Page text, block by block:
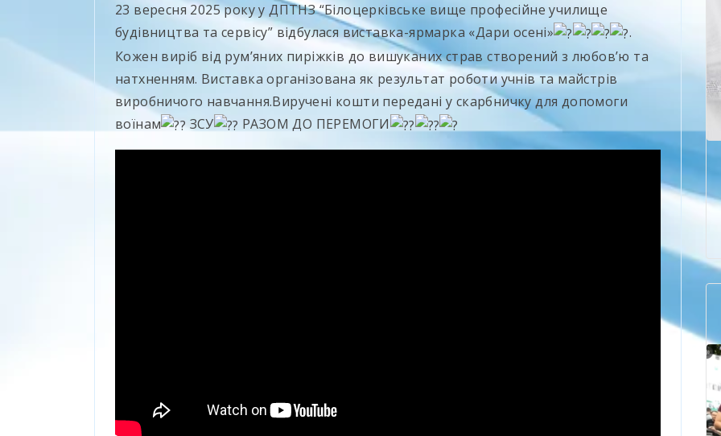
23 вересня 2025 року у ДПТНЗ “Білоцерківське вище професійне училище
будівництва та сервісу” відбулася виставка-ярмарка «Дари осені»
.
Кожен виріб від румʼяних пиріжків до вишуканих страв створений з любовʼю та
натхненням. Виставка організована як результат роботи учнів та майстрів
виробничого навчання.Виручені кошти передані у скарбничку для допомоги
воїнам
ЗСУ РАЗОМ ДО ПЕРЕМОГИ